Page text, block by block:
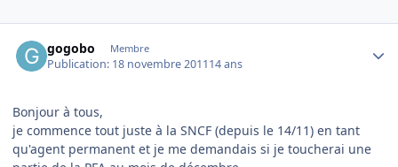
gogobo Membre
Publication: 18 novembre 201114 ans
Bonjour à tous,
je commence tout juste à la SNCF (depuis le 14/11) en tant
qu'agent permanent et je me demandais si je toucherai une